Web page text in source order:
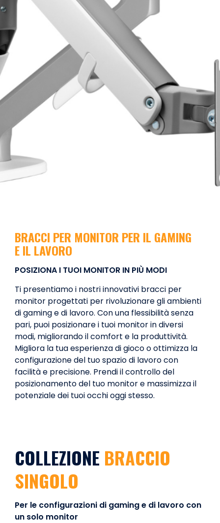
BRACCI PER MONITOR PER IL GAMING
E IL LAVORO
POSIZIONA I TUOI MONITOR IN PIÙ MODI
Ti presentiamo i nostri innovativi bracci per
monitor progettati per rivoluzionare gli ambienti
di gaming e di lavoro. Con una flessibilità senza
pari, puoi posizionare i tuoi monitor in diversi
modi, migliorando il comfort e la produttività.
Migliora la tua esperienza di gioco o ottimizza la
configurazione del tuo spazio di lavoro con
facilità e precisione. Prendi il controllo del
posizionamento del tuo monitor e massimizza il
potenziale dei tuoi occhi oggi stesso.
COLLEZIONE BRACCIO
SINGOLO
Per le configurazioni di gaming e di lavoro con
un solo monitor